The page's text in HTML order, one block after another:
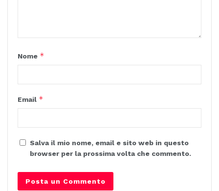
Nome *
Email *
Salva il mio nome, email e sito web in questo
browser per la prossima volta che commento.